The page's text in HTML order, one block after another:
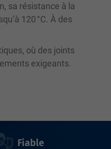
sa résistance à la
120 °C. À des
où des joints
exigeants.
Fiable